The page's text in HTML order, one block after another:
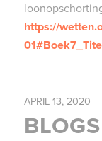
https://
APRIL 13, 2020